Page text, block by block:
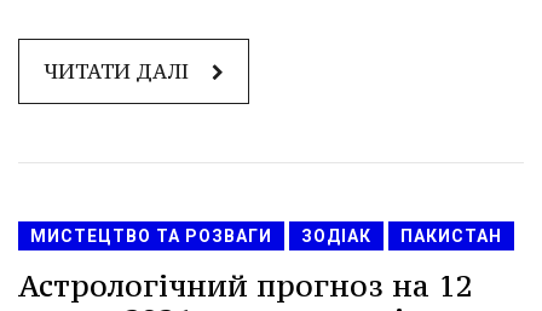
ЧИТАТИ ДАЛІ
МИСТЕЦТВО ТА РОЗВАГИ ЗОДІАК ПАКИСТАН
Астрологічний прогноз на 12